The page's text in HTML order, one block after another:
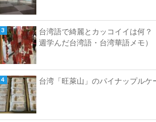
台湾語で綺麗とカッコイイは何？
週学んだ台湾語・台湾華語メモ）
台湾「旺萊山」のパイナップルケ